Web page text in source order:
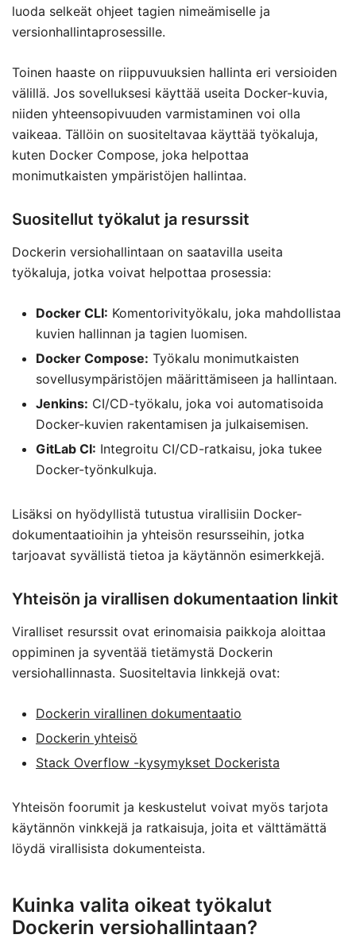
luoda selkeät ohjeet tagien nimeämiselle ja
versionhallintaprosessille.
Toinen haaste on riippuvuuksien hallinta eri versioiden
välillä. Jos sovelluksesi käyttää useita Docker-kuvia,
niiden yhteensopivuuden varmistaminen voi olla
vaikeaa. Tällöin on suositeltavaa käyttää työkaluja,
kuten Docker Compose, joka helpottaa
monimutkaisten ympäristöjen hallintaa.
Suositellut työkalut ja resurssit
Dockerin versiohallintaan on saatavilla useita
työkaluja, jotka voivat helpottaa prosessia:
Docker CLI: Komentorivityökalu, joka mahdollistaa
kuvien hallinnan ja tagien luomisen.
Docker Compose: Työkalu monimutkaisten
sovellusympäristöjen määrittämiseen ja hallintaan.
Jenkins: CI/CD-työkalu, joka voi automatisoida
Docker-kuvien rakentamisen ja julkaisemisen.
GitLab CI: Integroitu CI/CD-ratkaisu, joka tukee
Docker-työnkulkuja.
Lisäksi on hyödyllistä tutustua virallisiin Docker-
dokumentaatioihin ja yhteisön resursseihin, jotka
tarjoavat syvällistä tietoa ja käytännön esimerkkejä.
Yhteisön ja virallisen dokumentaation linkit
Viralliset resurssit ovat erinomaisia paikkoja aloittaa
oppiminen ja syventää tietämystä Dockerin
versiohallinnasta. Suositeltavia linkkejä ovat:
Dockerin virallinen dokumentaatio
Dockerin yhteisö
Stack Overflow -kysymykset Dockerista
Yhteisön foorumit ja keskustelut voivat myös tarjota
käytännön vinkkejä ja ratkaisuja, joita et välttämättä
löydä virallisista dokumenteista.
Kuinka valita oikeat työkalut
Dockerin versiohallintaan?